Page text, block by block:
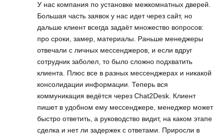
У нас компания по установке межкомнатных дверей.
Большая часть заявок у нас идет через сайт, но
дальше клиент всегда задаёт множество вопросов:
про сроки, замер, материалы. Раньше менеджеры
отвечали с личных мессенджеров, и если вдруг
сотрудник заболел, то было сложно подхватить
клиента. Плюс все в разных мессенджерах и никакой
консолидации информации. Теперь вся
коммуникация ведётся через Chat2Desk. Клиент
пишет в удобном ему мессенджере, менеджер может
быстро ответить, а руководство видит, на каком этапе
сделка и нет ли задержек с ответами. Приросли в